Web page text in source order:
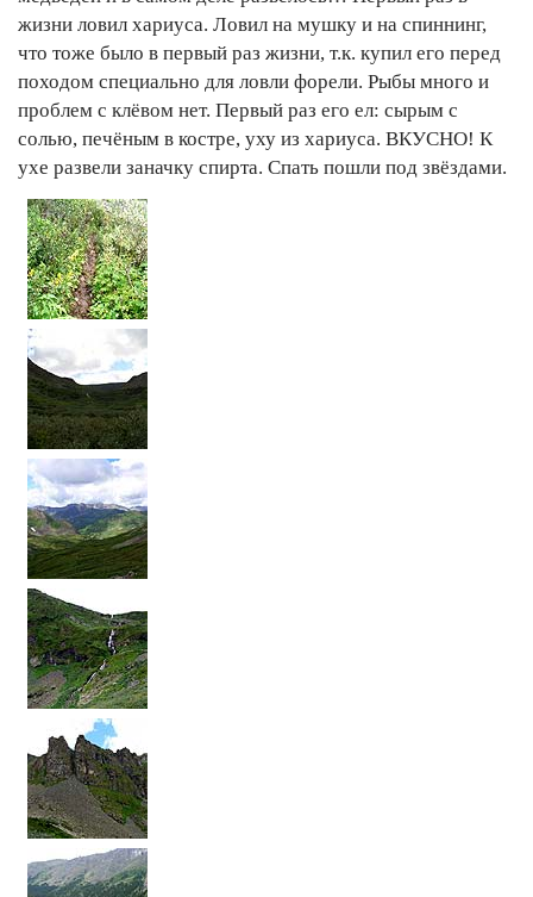
жизни ловил хариуса. Ловил на мушку и на спиннинг,
что тоже было в первый раз жизни, т.к. купил его перед
походом специально для ловли форели. Рыбы много и
проблем с клёвом нет. Первый раз его ел: сырым с
солью, печёным в костре, уху из хариуса. ВКУСНО! К
ухе развели заначку спирта. Спать пошли под звёздами.